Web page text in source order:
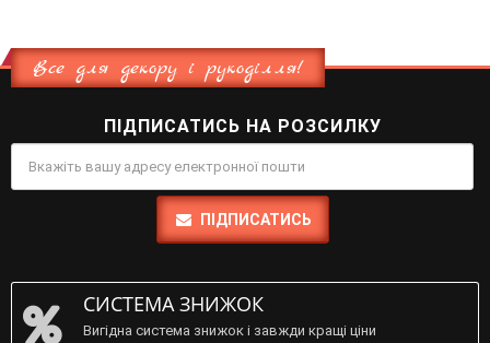
Все для декору і рукоділля!
ПІДПИСАТИСЬ НА РОЗСИЛКУ
ПІДПИСАТИСЬ
СИСТЕМА ЗНИЖОК
Вигідна система знижок і завжди кращі ціни